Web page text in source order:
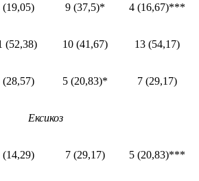
(19,05) 9 (37,5)* 4 (16,67)***
(52,38) 10 (41,67) 13 (54,17)
(28,57) 5 (20,83)* 7 (29,17)
Ексикоз
(14,29) 7 (29,17) 5 (20,83)***